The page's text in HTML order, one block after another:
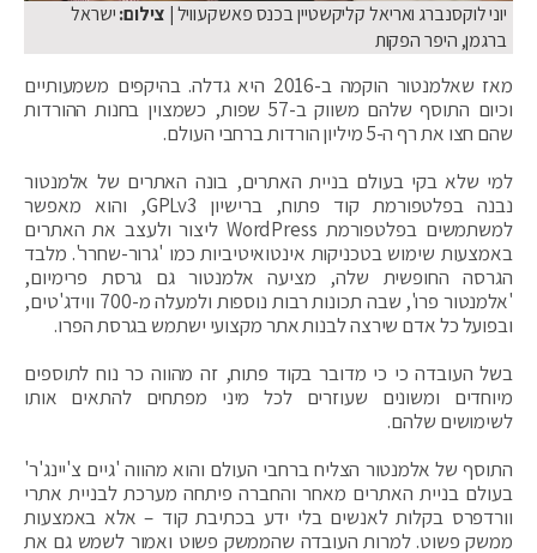
יוני לוקסנברג ואריאל קליקשטיין בכנס פאשקעוויל| צילום:ישראל
ברגמן, היפר הפקות
מאז שאלמנטור הוקמה ב-2016 היא גדלה. בהיקפים משמעותיים
וכיום התוסף שלהם משווק ב-57 שפות, כשמצוין בחנות ההורדות
שהם חצו את רף ה-5 מיליון הורדות ברחבי העולם.
למי שלא בקי בעולם בניית האתרים, בונה האתרים של אלמנטור
נבנה בפלטפורמת קוד פתוח, ברישיון GPLv3, והוא מאפשר
למשתמשים בפלטפורמת WordPress ליצור ולעצב את האתרים
באמצעות שימוש בטכניקות אינטואיטיביות כמו 'גרור-שחרר'. מלבד
הגרסה החופשית שלה, מציעה אלמנטור גם גרסת פרימיום,
'אלמנטור פרו', שבה תכונות רבות נוספות ולמעלה מ-700 ווידג'טים,
ובפועל כל אדם שירצה לבנות אתר מקצועי ישתמש בגרסת הפרו.
בשל העובדה כי כי מדובר בקוד פתוח, זה מהווה כר נוח לתוספים
מיוחדים ומשונים שעוזרים לכל מיני מפתחים להתאים אותו
לשימושים שלהם.
התוסף של אלמנטור הצליח ברחבי העולם והוא מהווה 'גיים צ'יינג'ר'
בעולם בניית האתרים מאחר והחברה פיתחה מערכת לבניית אתרי
וורדפרס בקלות לאנשים בלי ידע בכתיבת קוד – אלא באמצעות
ממשק פשוט. למרות העובדה שהממשק פשוט ואמור לשמש גם את